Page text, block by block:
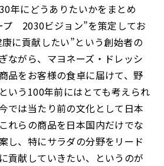
年にどうありたいかをまとめ
プ 2030ビジョン”を策定してお
に貢献したい”という創始者の
ながら、マヨネーズ・ドレッシ
品をお客様の食卓に届けて、野
いう100年前にはとても考えられ
では当たり前の文化として日本
れらの商品を日本国内だけでな
し、特にサラダの分野をリード
貢献していきたい、というのが